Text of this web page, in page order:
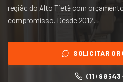
região do Alto Tietêcom
compromisso. Desde 2012.
SOLICITAR
(11)